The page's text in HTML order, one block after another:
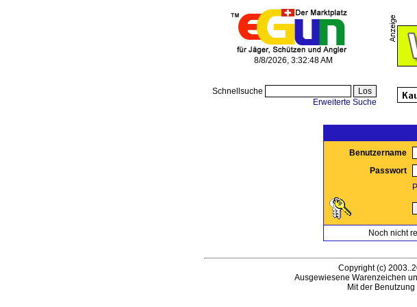
8/8/2026, 3:32:48 AM
Schnellsuche
Erweiterte Suche
Benutzername
Passwort
Noch nicht
Copyright (c)
Ausgewiesene Warenzeichen
Mit der